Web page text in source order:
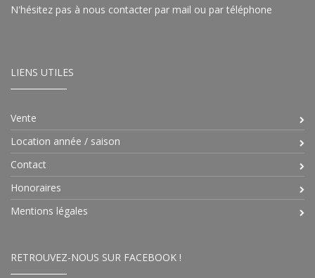
N'hésitez pas à nous contacter par mail ou par téléphone
LIENS UTILES
Vente
Location année / saison
Contact
Honoraires
Mentions légales
RETROUVEZ-NOUS SUR FACEBOOK !